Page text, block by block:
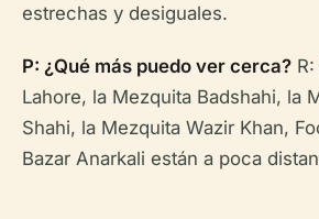
estrechas y desiguales.
P: ¿Qué más puedo ver cerca?
Lahore, la Mezquita Badshahi, la
Shahi, la Mezquita Wazir Khan,
Bazar Anarkali están a poca